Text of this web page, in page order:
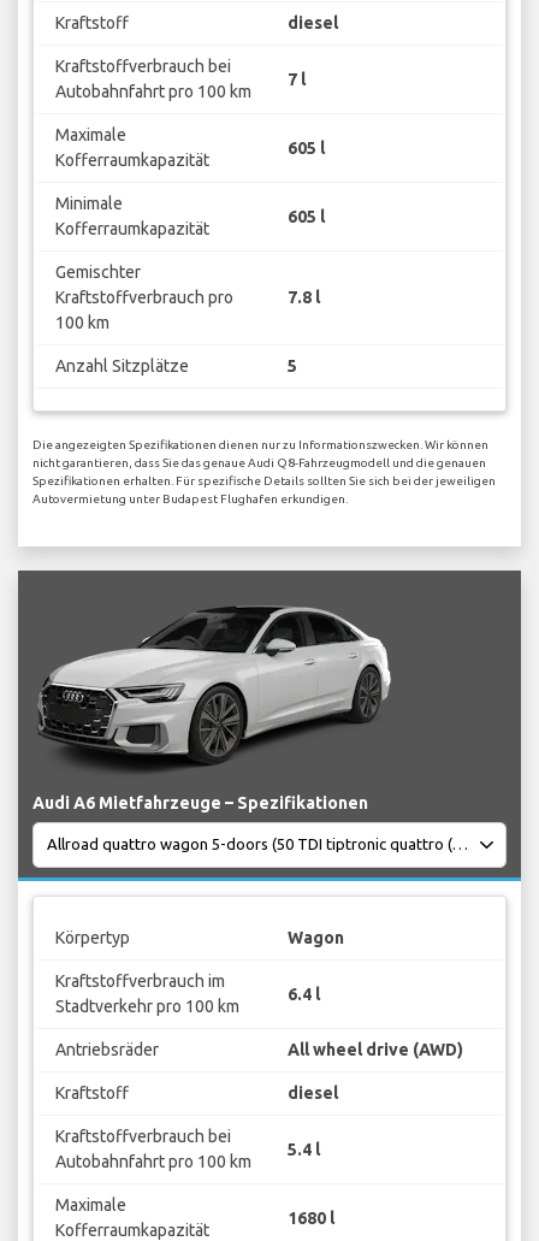
Kraftstoff diesel
Kraftstoffverbrauch bei
Autobahnfahrt pro 100 km
7 l
Maximale
Kofferraumkapazität
605 l
Minimale
Kofferraumkapazität
605 l
Gemischter
Kraftstoffverbrauch pro
100 km
7.8 l
Anzahl Sitzplätze 5
Die angezeigten Spezifikationen dienen nur zu Informationszwecken. Wir können
nicht garantieren, dass Sie das genaue Audi Q8-Fahrzeugmodell und die genauen
Spezifikationen erhalten. Für spezifische Details sollten Sie sich bei der jeweiligen
Autovermietung unter Budapest Flughafen erkundigen.
Audi A6 Mietfahrzeuge – Spezifikationen
Körpertyp Wagon
Kraftstoffverbrauch im
Stadtverkehr pro 100 km
6.4 l
Antriebsräder All wheel drive (AWD)
Kraftstoff diesel
Kraftstoffverbrauch bei
Autobahnfahrt pro 100 km
5.4 l
Maximale
Kofferraumkapazität
1680 l